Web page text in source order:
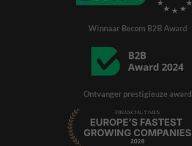
Winnaar Becom B2B Award
Ontvanger prestigieuze award